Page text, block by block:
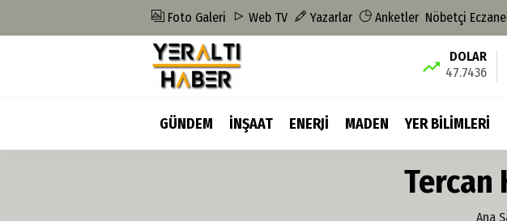
Foto Galeri Web TV Yazarlar Anketler Nöbetçi
DOLAR
47.7436
GÜNDEM İNŞAAT ENERJİ MADEN YER BİLİMLERİ
Tercan
Ana